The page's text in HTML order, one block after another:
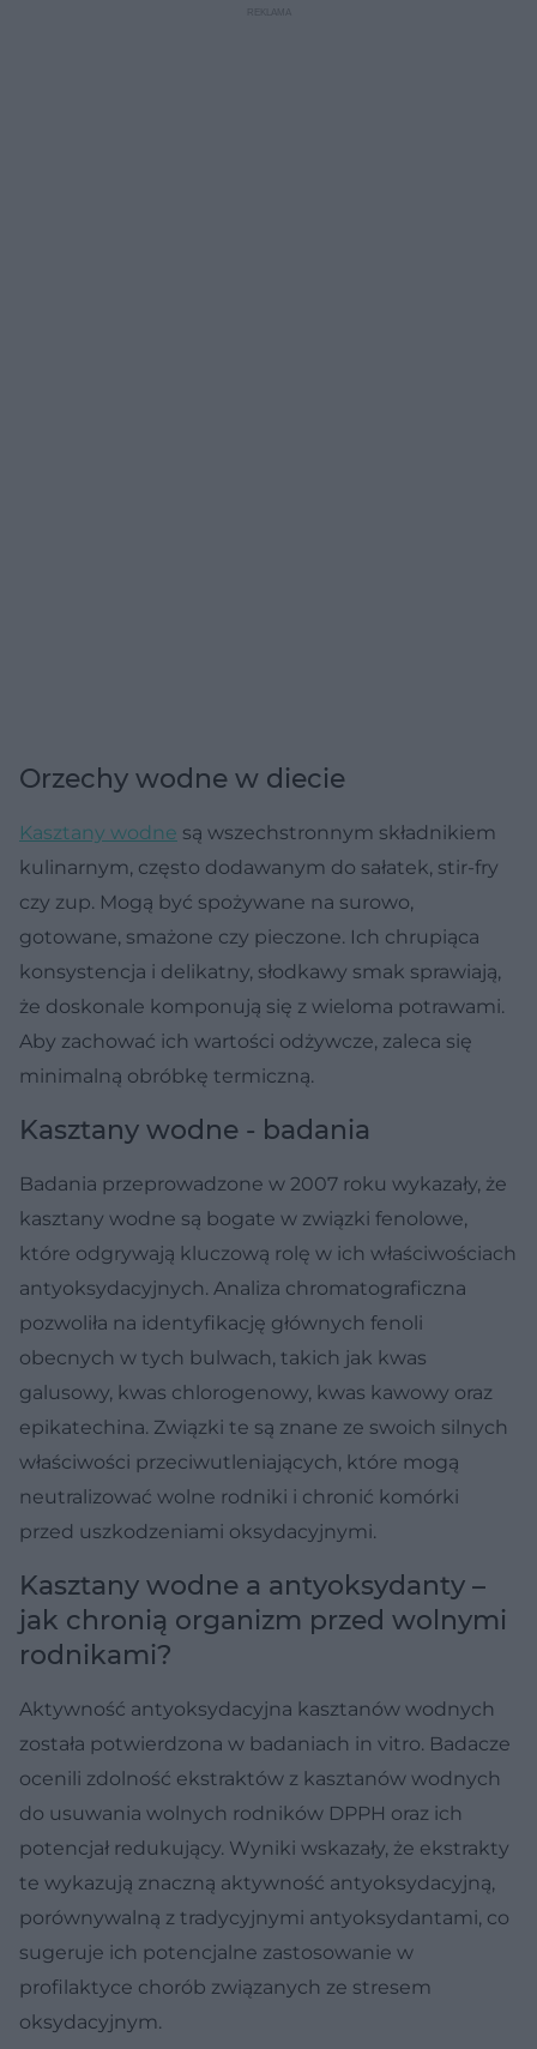
Orzechy wodne w diecie
Kasztany wodne są wszechstronnym składnikiem
kulinarnym, często dodawanym do sałatek, stir-fry
czy zup. Mogą być spożywane na surowo,
gotowane, smażone czy pieczone. Ich chrupiąca
konsystencja i delikatny, słodkawy smak sprawiają,
że doskonale komponują się z wieloma potrawami.
Aby zachować ich wartości odżywcze, zaleca się
minimalną obróbkę termiczną.
Kasztany wodne - badania
Badania przeprowadzone w 2007 roku wykazały, że
kasztany wodne są bogate w związki fenolowe,
które odgrywają kluczową rolę w ich właściwościach
antyoksydacyjnych. Analiza chromatograficzna
pozwoliła na identyfikację głównych fenoli
obecnych w tych bulwach, takich jak kwas
galusowy, kwas chlorogenowy, kwas kawowy oraz
epikatechina. Związki te są znane ze swoich silnych
właściwości przeciwutleniających, które mogą
neutralizować wolne rodniki i chronić komórki
przed uszkodzeniami oksydacyjnymi.
Kasztany wodne a antyoksydanty –
jak chronią organizm przed wolnymi
rodnikami?
Aktywność antyoksydacyjna kasztanów wodnych
została potwierdzona w badaniach in vitro. Badacze
ocenili zdolność ekstraktów z kasztanów wodnych
do usuwania wolnych rodników DPPH oraz ich
potencjał redukujący. Wyniki wskazały, że ekstrakty
te wykazują znaczną aktywność antyoksydacyjną,
porównywalną z tradycyjnymi antyoksydantami, co
sugeruje ich potencjalne zastosowanie w
profilaktyce chorób związanych ze stresem
oksydacyjnym.